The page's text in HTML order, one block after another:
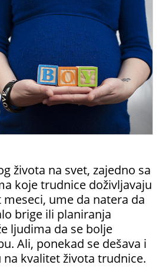
života na svet, zajedno sa
koje trudnice doživljavaju
ume da natera da
brige ili planiranja
ljudima da se bolje
Ali, ponekad se dešava i
kvalitet života trudnice.